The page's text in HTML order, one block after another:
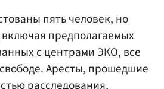
пять человек, но
включая предполагаемых
с центрами ЭКО, все
Аресты, прошедшие
расследования,